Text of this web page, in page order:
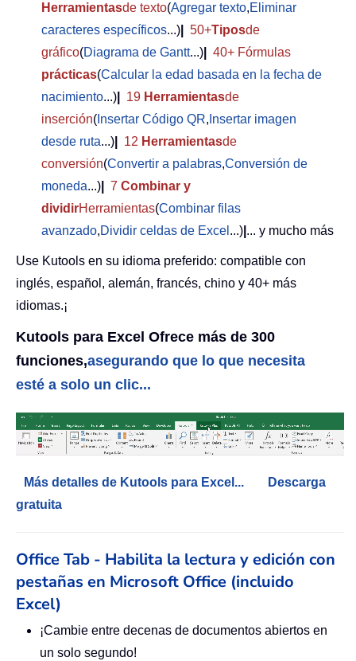
Herramientasde texto(Agregar texto,Eliminar
caracteres específicos...) 50+Tiposde
gráfico(Diagrama de Gantt...)
40+ Fórmulas
prácticas(Calcular la edad basada en la fecha de
nacimiento...) 19 Herramientasde
inserción( Insertar Código QR, Insertar imagen
desde ruta...) 12 Herramientasde
conversión(Convertir a palabras,Conversión de
moneda...) 7 Combinar y
dividirHerramientas(Combinar filas
avanzado,Dividir celdas de Excel ...) ... y mucho más
Use Kutools en su idioma preferido: compatible con
inglés, español, alemán, francés, chino y 40+ más
idiomas.¡
Kutools para Excel Ofrece más de 300
funciones,asegurando que lo que necesita
esté a solo un clic...
Más detalles de Kutools para Excel...
Descarga
gratuita
Office Tab - Habilita la lectura y edición con
pestañas en Microsoft Office (incluido
Excel)
¡Cambie entre decenas de documentos abiertos en
un solo segundo!